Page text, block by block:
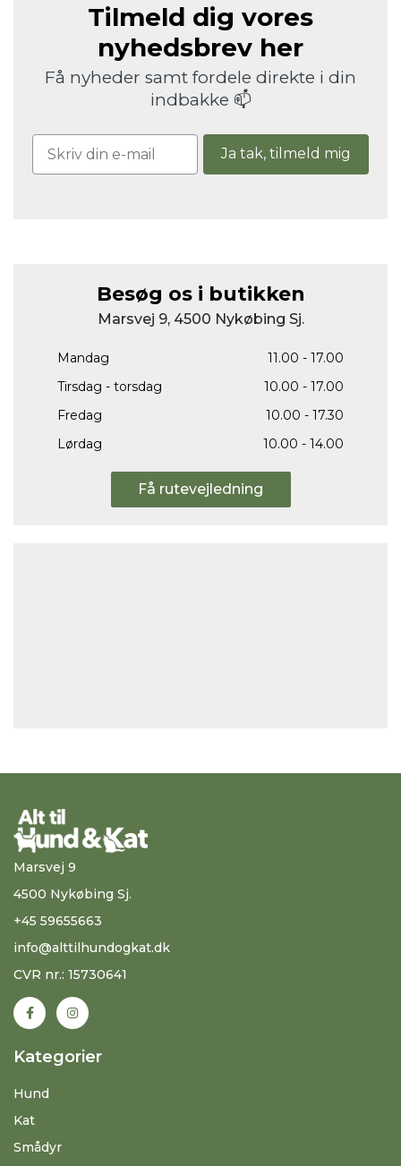
Tilmeld dig vores
nyhedsbrev her
Få nyheder samt fordele direkte i din
indbakke 📫
Ja tak, tilmeld mig
Besøg os i butikken
Marsvej 9, 4500 Nykøbing Sj.
Mandag
11.00 - 17.00
Tirsdag - torsdag
10.00 - 17.00
Fredag
10.00 - 17.30
Lørdag
10.00 - 14.00
Få rutevejledning
Marsvej 9
4500 Nykøbing Sj.
+45 59655663
info@alttilhundogkat.dk
CVR nr.: 15730641
Kategorier
Hund
Kat
Smådyr